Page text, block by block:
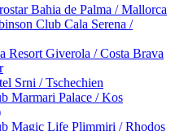
de Palma / Mallorca
Club Cala Serena /
Giverola / Costa Brava
/ Tschechien
Palace / Kos
Life Plimmiri / Rhodos